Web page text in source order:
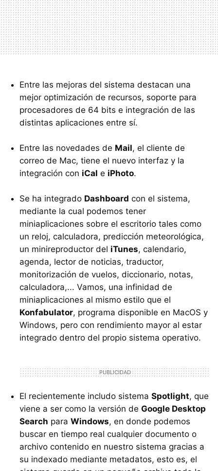
Entre las mejoras del sistema destacan una
mejor optimización de recursos, soporte para
procesadores de 64 bits e integración de las
distintas aplicaciones entre sí.
Entre las novedades de Mail, el cliente de
correo de Mac, tiene el nuevo interfaz y la
integración con iCal e iPhoto.
Se ha integrado Dashboard con el sistema,
mediante la cual podemos tener
miniaplicaciones sobre el escritorio tales como
un reloj, calculadora, predicción meteorológica,
un minireproductor del iTunes, calendario,
agenda, lector de noticias, traductor,
monitorización de vuelos, diccionario, notas,
calculadora,... Vamos, una infinidad de
miniaplicaciones al mismo estilo que el
Konfabulator, programa disponible en MacOS y
Windows, pero con rendimiento mayor al estar
integrado dentro del propio sistema operativo.
El recientemente includo sistema Spotlight, que
viene a ser como la versión de Google Desktop
Search para Windows, en donde podemos
buscar en tiempo real cualquier documento o
archivo contenido en nuestro sistema gracias a
su indexado mediante metadatos, esto es, el